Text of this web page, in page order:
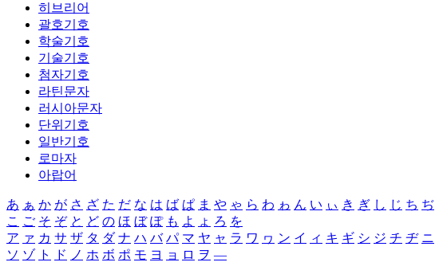
히브리어
괄호기호
학술기호
기술기호
첨자기호
라틴문자
러시아문자
단위기호
일반기호
로마자
아랍어
あ ぁ か が さ ざ た だ な は ば ぱ ま や ゃ ら わ ゎ ん い ぃ き ぎ し じ ち ぢ
こ ご そ ぞ と ど の ほ ぼ ぽ も よ ょ ろ を
ア ァ カ サ ザ タ ダ ナ ハ バ パ マ ヤ ャ ラ ワ ヮ ン イ ィ キ ギ シ ジ チ ヂ ニ
ソ ゾ ト ド ノ ホ ボ ポ モ ヨ ョ ロ ヲ ―